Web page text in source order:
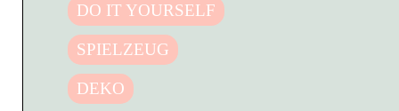
DO IT YOURSELF
SPIELZEUG
DEKO